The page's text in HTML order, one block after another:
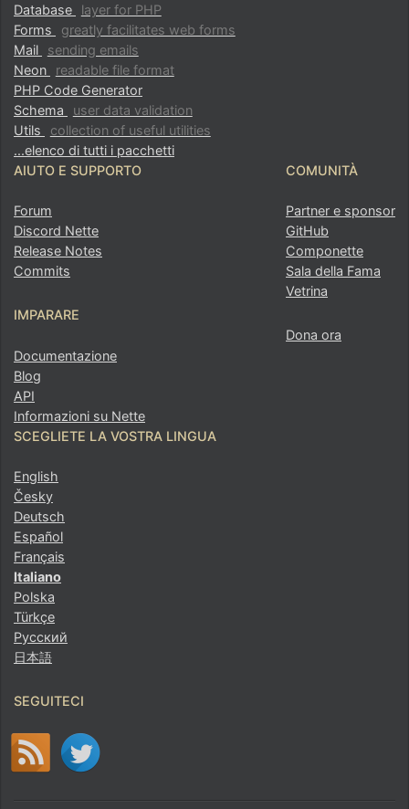
Database
layer for PHP
Forms
greatly facilitates web forms
Mail
sending emails
Neon
readable file format
PHP Code Generator
Schema
user data validation
Utils
collection of useful utilities
...elenco di tutti i pacchetti
AIUTO E SUPPORTO
Forum
Discord Nette
Release Notes
Commits
IMPARARE
Documentazione
Blog
API
Informazioni su Nette
COMUNITÀ
Partner e sponsor
GitHub
Componette
Sala della Fama
Vetrina
Dona ora
SCEGLIETE LA VOSTRA LINGUA
English
Česky
Deutsch
Español
Français
Italiano
Polska
Türkçe
Русский
日本語
SEGUITECI